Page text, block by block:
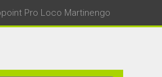
Pro Loco Martinengo